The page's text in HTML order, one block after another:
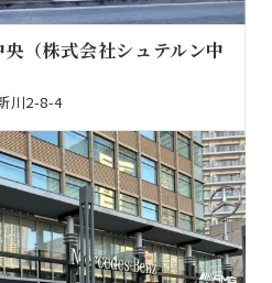
（株式会社シュテルン中
川2-8-4